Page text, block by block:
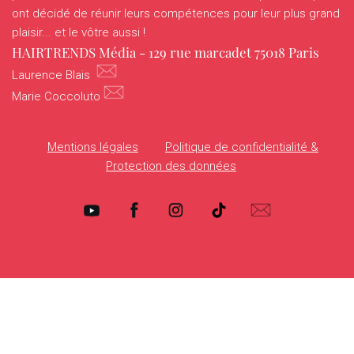
HOTTRENDS
VANITYHAIR
ont décidé de réunir leurs compétences pour leur plus grand
plaisir... et le vôtre aussi !
HAIRTRENDS Média - 129 rue marcadet 75018 Paris
Laurence Blais
Marie Coccoluto
Mentions légales
Politique de confidentialité &
Protection des données